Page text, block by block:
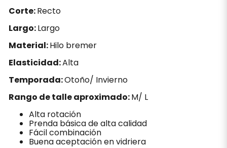
Corte:Recto
Largo:Largo
Material:Hilo bremer
Elasticidad:Alta
Temporada:Otoño/ Invierno
Rango de talle aproximado:M/ L
Alta rotación
Prenda básica de alta calidad
Fácil combinación
Buena aceptación en vidriera